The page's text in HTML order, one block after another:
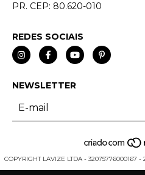
PR. CEP: 80.620-010
REDES SOCIAIS
NEWSLETTER
COPYRIGHT LAVIZE LTDA - 32075776000167 -